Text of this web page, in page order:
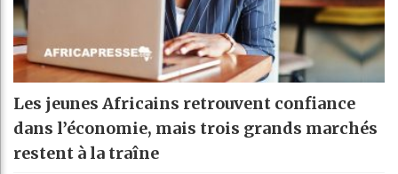
Les jeunes Africains retrouvent confiance
dans l’économie, mais trois grands marchés
restent à la traîne